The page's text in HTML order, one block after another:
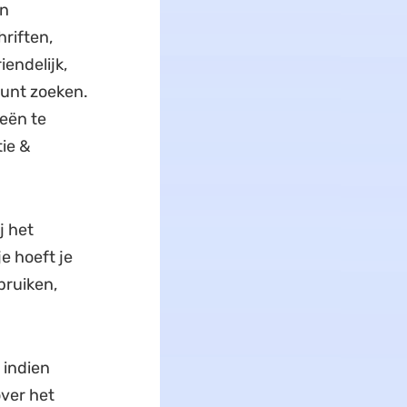
zoeken.
te
&
het
hoeft je
het